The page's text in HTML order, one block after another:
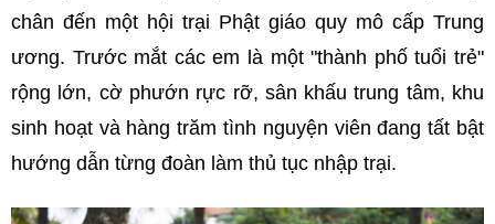
chân đến một hội trại Phật giáo quy mô cấp Trung
ương. Trước mắt các em là một "thành phố tuổi trẻ"
rộng lớn, cờ phướn rực rỡ, sân khấu trung tâm, khu
sinh hoạt và hàng trăm tình nguyện viên đang tất bật
hướng dẫn từng đoàn làm thủ tục nhập trại.